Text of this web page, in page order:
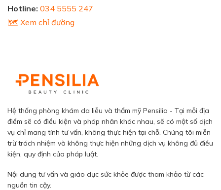
Hotline: 034 5555 247
🗺️ Xem chỉ đường
Hệ thống phòng khám da liễu và thẩm mỹ Pensilia - Tại mỗi địa
điểm sẽ có điều kiện và pháp nhân khác nhau, sẽ có một số dịch
vụ chỉ mang tính tư vấn, không thực hiện tại chỗ. Chúng tôi miễn
trừ trách nhiệm và không thực hiện những dịch vụ không đủ điều
kiện, quy định của pháp luật.
Nội dung tư vấn và giáo dục sức khỏe được tham khảo từ các
nguồn tin cậy.